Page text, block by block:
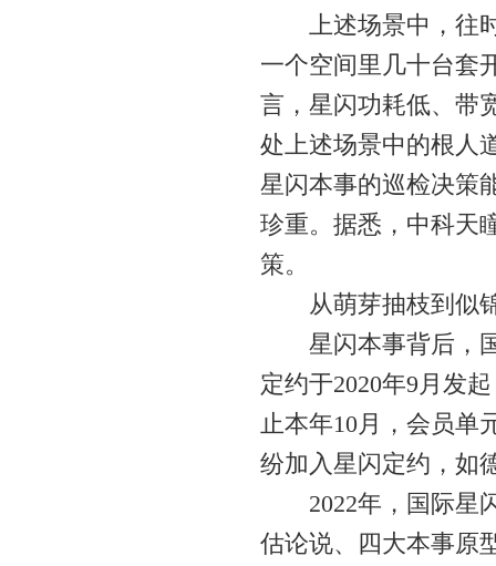
上述场景中，往时
一个空间里几十台套
言，星闪功耗低、带
处上述场景中的根人
星闪本事的巡检决策
珍重。据悉，中科天
策。
从萌芽抽枝到似
星闪本事背后，国
定约于2020年9月发
止本年10月，会员单
纷加入星闪定约，如
2022年，国际星闪
估论说、四大本事原